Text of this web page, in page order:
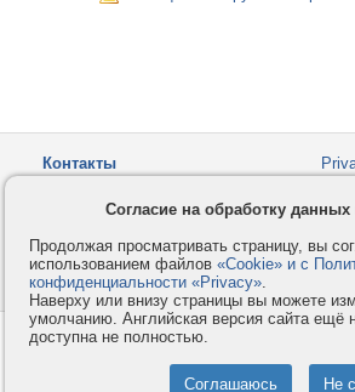
Контакты
Как оплатить
© 2008-2026VMESTE.EU
Согласие на обработку
Продолжая просматривать страницу, вы
использованием файлов «Cookie» и с
конфиденциальности «Privacy».
Наверху или внизу страницы вы можете
умолчанию. Английская версия сайта ещё
доступна не полностью.